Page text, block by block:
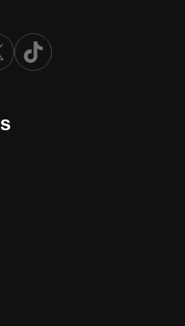
TikTok